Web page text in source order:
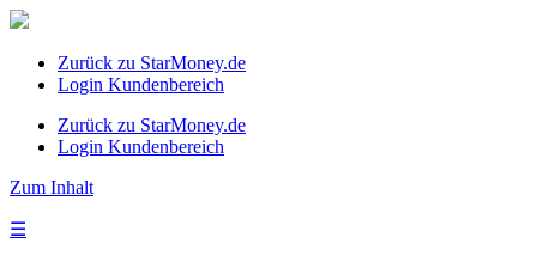
Zurück zu StarMoney.de
Login Kundenbereich
Zurück zu StarMoney.de
Login Kundenbereich
Zum Inhalt
☰